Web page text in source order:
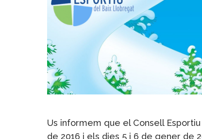
Us informem que el Consell
de 2016 i els dies 5 i 6 de gener de